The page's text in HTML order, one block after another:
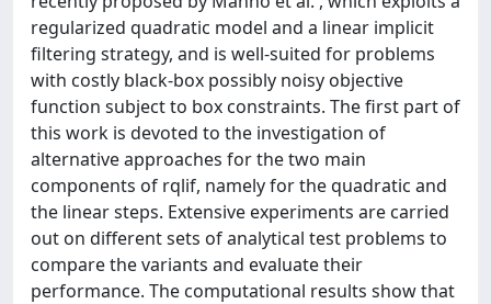
regularized quadratic model and a linear implicit
filtering strategy, and is well-suited for problems
with costly black-box possibly noisy objective
function subject to box constraints. The first part of
this work is devoted to the investigation of
alternative approaches for the two main
components of rqlif, namely for the quadratic and
the linear steps. Extensive experiments are carried
out on different sets of analytical test problems to
compare the variants and evaluate their
performance. The computational results show that